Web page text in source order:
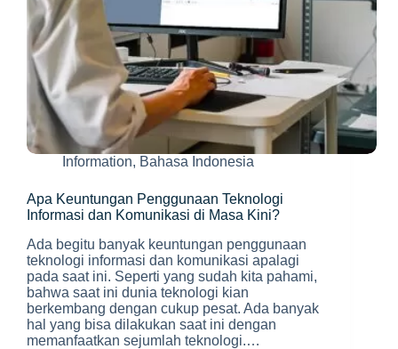
Information, Bahasa Indonesia
Apa Keuntungan Penggunaan Teknologi
Informasi dan Komunikasi di Masa Kini?
Ada begitu banyak keuntungan penggunaan
teknologi informasi dan komunikasi apalagi
pada saat ini. Seperti yang sudah kita pahami,
bahwa saat ini dunia teknologi kian
berkembang dengan cukup pesat. Ada banyak
hal yang bisa dilakukan saat ini dengan
memanfaatkan sejumlah teknologi.…